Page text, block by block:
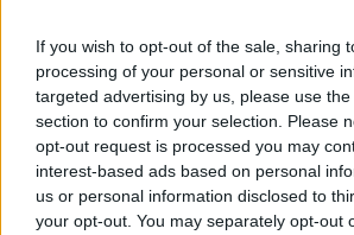
If you wish to opt-out of the sale, sharing
processing of your personal or sensitive
targeted advertising by us, please use
section to confirm your selection. Please
opt-out request is processed you may
interest-based ads based on personal
us or personal information disclosed to
your opt-out. You may separately opt-out